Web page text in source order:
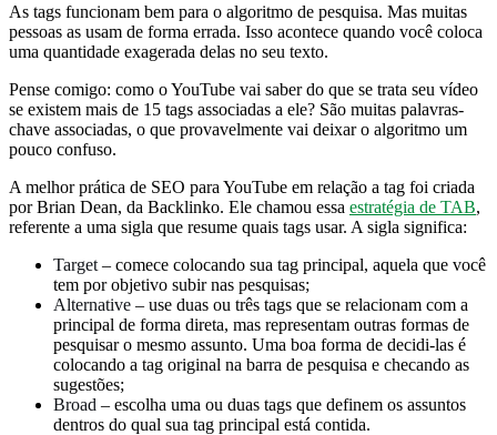
As tags funcionam bem para o algoritmo de pesquisa. Mas muitas
pessoas as usam de forma errada. Isso acontece quando você coloca
uma quantidade exagerada delas no seu texto.
Pense comigo: como o YouTube vai saber do que se trata seu vídeo
se existem mais de 15 tags associadas a ele? São muitas palavras-
chave associadas, o que provavelmente vai deixar o algoritmo um
pouco confuso.
A melhor prática de SEO para YouTube em relação a tag foi criada
por Brian Dean, da Backlinko. Ele chamou essa estratégia de TAB,
referente a uma sigla que resume quais tags usar. A sigla significa:
Target – comece colocando sua tag principal, aquela que você
tem por objetivo subir nas pesquisas;
Alternative – use duas ou três tags que se relacionam com a
principal de forma direta, mas representam outras formas de
pesquisar o mesmo assunto. Uma boa forma de decidi-las é
colocando a tag original na barra de pesquisa e checando as
sugestões;
Broad – escolha uma ou duas tags que definem os assuntos
dentros do qual sua tag principal está contida.